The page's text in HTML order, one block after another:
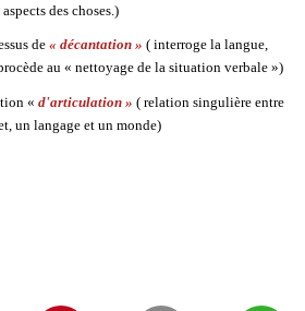
aspects des choses.)
de « décantation » ( interroge la langue,
au « nettoyage de la situation verbale »)
« d'articulation » ( relation singulière entre
un langage et un monde)